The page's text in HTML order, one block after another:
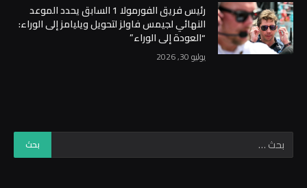
رئيس فريق الفورمولا 1 السابق يحدد الموعد
النهائي لجيمس فاولز لتحويل ويليامز إلى الوراء:
“العودة إلى الوراء”
يوليو 30, 2026